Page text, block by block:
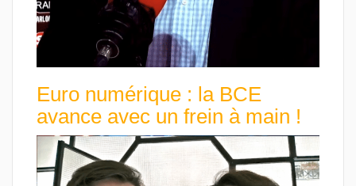
Euro numérique : la BCE
avance avec un frein à main !